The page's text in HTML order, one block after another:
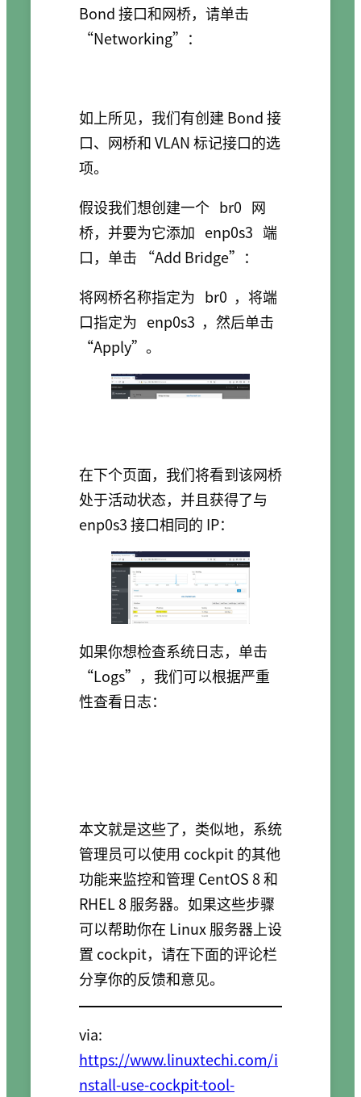
Bond 接口和网桥，请单击
“Networking”：
如上所见，我们有创建 Bond 接
口、网桥和 VLAN 标记接口的选
项。
假设我们想创建一个 br0 网
桥，并要为它添加 enp0s3 端
口，单击 “Add Bridge”：
将网桥名称指定为 br0 ，将端
口指定为 enp0s3 ，然后单击
“Apply”。
在下个页面，我们将看到该网桥
处于活动状态，并且获得了与
enp0s3 接口相同的 IP：
如果你想检查系统日志，单击
“Logs”，我们可以根据严重
性查看日志：
本文就是这些了，类似地，系统
管理员可以使用 cockpit 的其他
功能来监控和管理 CentOS 8 和
RHEL 8 服务器。如果这些步骤
可以帮助你在 Linux 服务器上设
置 cockpit，请在下面的评论栏
分享你的反馈和意见。
via:
https://www.linuxtechi.com/i
nstall-use-cockpit-tool-